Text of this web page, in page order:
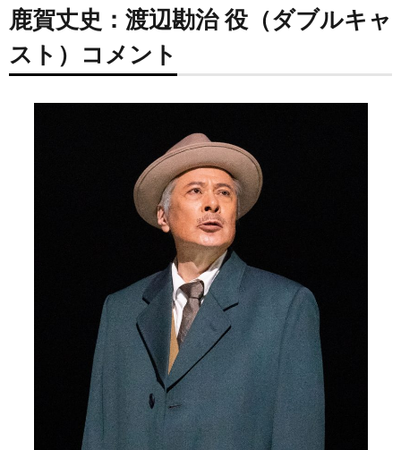
鹿賀丈史：渡辺勘治 役（ダブルキャ
スト）コメント